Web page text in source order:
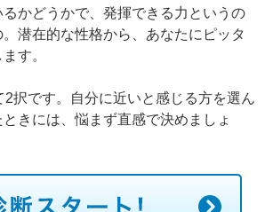
かどうかで、発揮できる力というの
潜在的な性格から、あなたにピッタ
す。
択です。自分に近いと感じる方を選ん
きには、悩まず直感で決めましょ